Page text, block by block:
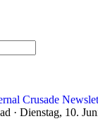
Crusade
· Dienstag, 10.